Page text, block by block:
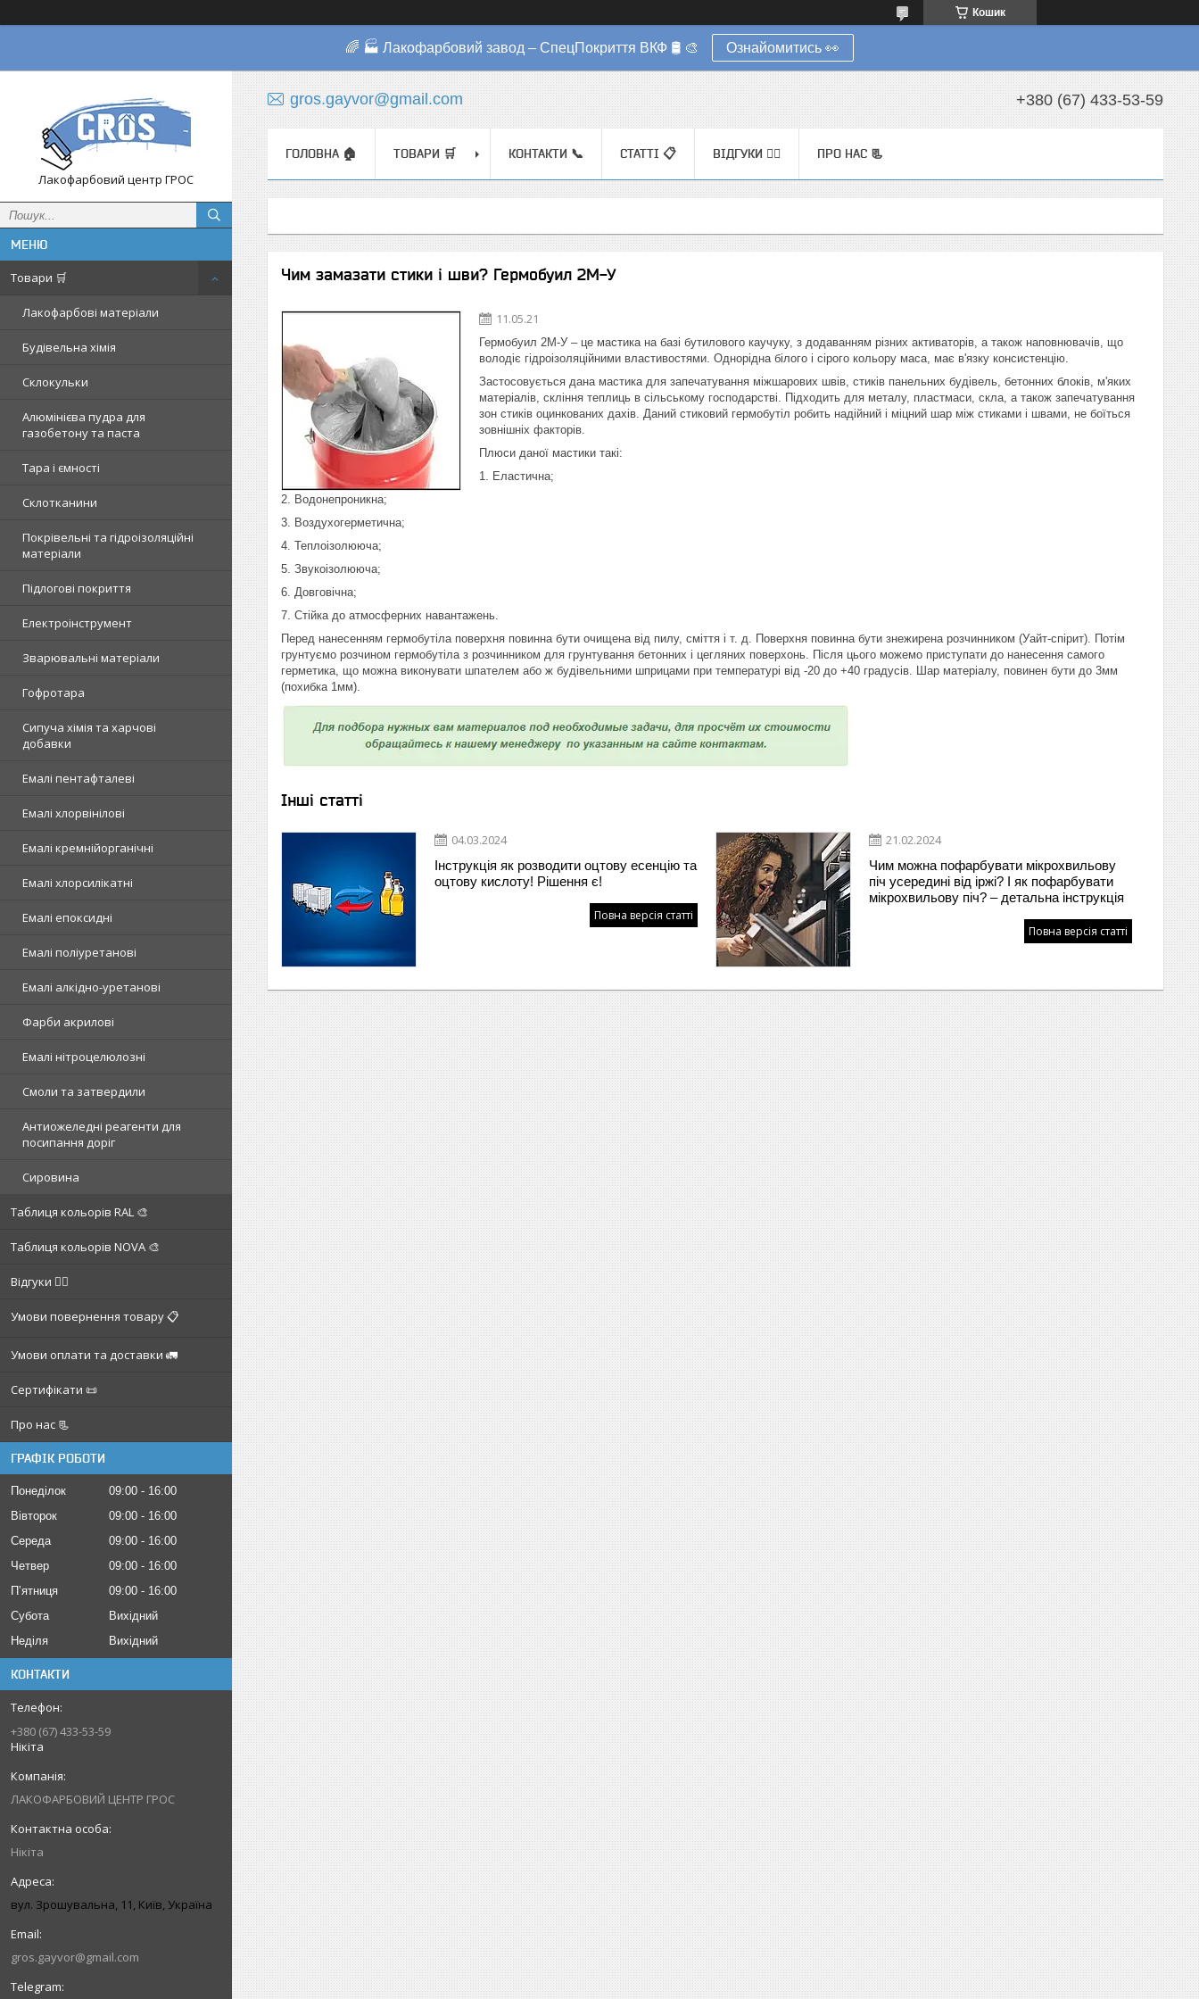
Кошик
🌈 🏭 Лакофарбовий завод – СпецПокриття ВКФ 🛢️ 🎨 Ознайомитись 👀
Лакофарбовий центр ГРОС
Товари 🛒
Лакофарбові матеріали
Будівельна хімія
Склокульки
Алюмінієва пудра для
газобетону та паста
Тара і ємності
Склотканини
Покрівельні та гідроізоляційні
матеріали
Підлогові покриття
Електроінструмент
Зварювальні матеріали
Гофротара
Сипуча хімія та харчові
добавки
Емалі пентафталеві
Емалі хлорвінілові
Емалі кремнійорганічні
Емалі хлорсилікатні
Емалі епоксидні
Емалі поліуретанові
Емалі алкідно-уретанові
Фарби акрилові
Емалі нітроцелюлозні
Смоли та затвердили
Антиожеледні реагенти для
посипання доріг
Сировина
Таблиця кольорів RAL 🎨
Таблиця кольорів NOVA 🎨
Відгуки ✍🏼
Умови повернення товару 📋
Умови оплати та доставки 🚛
Сертифікати 📜
Про нас 📃
ГРАФІК РОБОТИ
Понеділок 09:00
16:00
Вівторок
09:00
16:00
Середа
09:00
16:00
Четвер
09:00
16:00
Пʼятниця
09:00
16:00
Субота
Вихідний
Неділя
Вихідний
КОНТАКТИ
+380 (67) 433-53-59
Нікіта
ЛАКОФАРБОВИЙ ЦЕНТР ГРОС
Нікіта
вул. Зрошувальна, 11, Київ, Україна
gros.gayvor@gmail.com
gros.gayvor@gmail.com +380 (67) 433-53-59
ГОЛОВНА 🏠 ТОВАРИ 🛒 КОНТАКТИ 📞 СТАТТІ 📋 ВІДГУКИ ✍🏼 ПРО НАС 📃
Чим замазати стики і шви? Гермобуил 2М-У
11.05.21
Гермобуил 2М-У – це мастика на базі бутилового каучуку, з додаванням різних активаторів, а також наповнювачів, що
володіє гідроізоляційними властивостями. Однорідна білого і сірого кольору маса, має в'язку консистенцію.
Застосовується дана мастика для запечатування міжшарових швів, стиків панельних будівель, бетонних блоків, м'яких
матеріалів, скління теплиць в сільському господарстві. Підходить для металу, пластмаси, скла, а також запечатування
зон стиків оцинкованих дахів. Даний стиковий гермобутіл робить надійний і міцний шар між стиками і швами, не боїться
зовнішніх факторів.
Плюси даної мастики такі:
1. Еластична;
2. Водонепроникна;
3. Воздухогерметична;
4. Теплоізолююча;
5. Звукоізолююча;
6. Довговічна;
7. Стійка до атмосферних навантажень.
Перед нанесенням гермобутіла поверхня повинна бути очищена від пилу, сміття і т. д. Поверхня повинна бути знежирена розчинником (Уайт-спірит). Потім
грунтуємо розчином гермобутіла з розчинником для грунтування бетонних і цегляних поверхонь. Після цього можемо приступати до нанесення самого
герметика, що можна виконувати шпателем або ж будівельними шприцами при температурі від -20 до +40 градусів. Шар матеріалу, повинен бути до 3мм
(похибка 1мм).
Інші статті
04.03.2024
Інструкція як розводити оцтову есенцію та
оцтову кислоту! Рішення є!
Повна версія статті
21.02.2024
Чим можна пофарбувати мікрохвильову
піч усередині від іржі? І як пофарбувати
мікрохвильову піч? – детальна інструкція
Повна версія статті